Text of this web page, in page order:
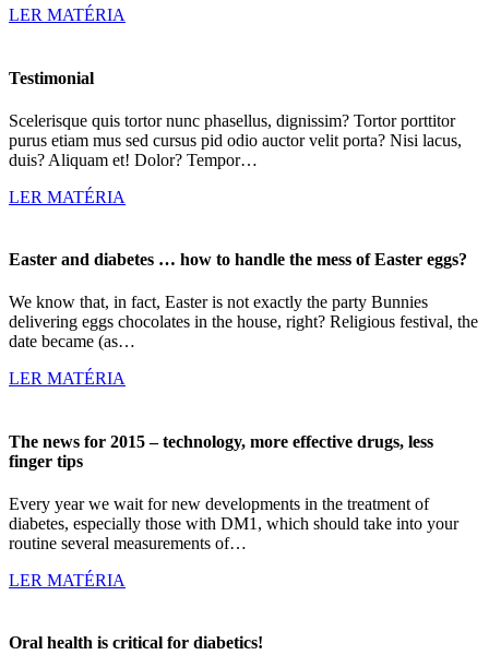
LER MATÉRIA
Testimonial
Scelerisque quis tortor nunc phasellus, dignissim? Tortor porttitor
purus etiam mus sed cursus pid odio auctor velit porta? Nisi lacus,
duis? Aliquam et! Dolor? Tempor…
LER MATÉRIA
Easter and diabetes … how to handle the mess of Easter eggs?
We know that, in fact, Easter is not exactly the party Bunnies
delivering eggs chocolates in the house, right? Religious festival, the
date became (as…
LER MATÉRIA
The news for 2015 – technology, more effective drugs, less
finger tips
Every year we wait for new developments in the treatment of
diabetes, especially those with DM1, which should take into your
routine several measurements of…
LER MATÉRIA
Oral health is critical for diabetics!